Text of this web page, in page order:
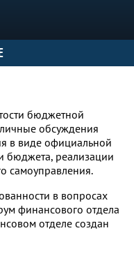
бюджетной
обсуждения
в виде официальной
бюджета, реализации
самоуправления.
в вопросах
финансового отдела
отделе создан